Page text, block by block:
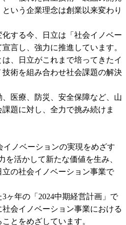
いう企業理念は創業以来変わり
する今、日立は「社会イノベー
言し、強力に推進しています。
は、日立がこれまで培ってきたイ
術を組み合わせ社会課題の解決
医療、防災、安全保障など、山
題に対し、全力で挑み続けま
ノベーションの実現をめざす
を活かして新たな価値を生み、
の社会イノベーション事業で
ヶ年の「2024中期経営計画」で
会イノベーション事業における
とをめざしています。